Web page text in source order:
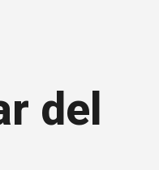
del